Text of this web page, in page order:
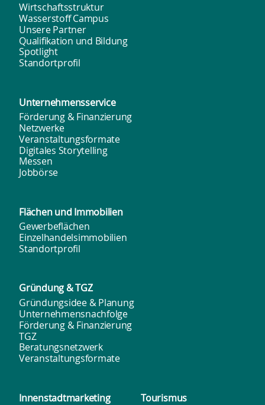
Wirtschaftsstruktur
Wasserstoff Campus
Unsere Partner
Qualifikation und Bildung
Spotlight
Standortprofil
Unternehmens­service
Förderung & Finanzierung
Netzwerke
Veranstaltungsformate
Digitales Storytelling
Messen
Jobbörse
Flächen undImmobilien
Gewerbeflächen
Einzelhandelsimmobilien
Standortprofil
Gründung & TGZ
Gründungsidee & Planung
Unternehmensnachfolge
Förderung & Finanzierung
TGZ
Beratungsnetzwerk
Veranstaltungsformate
Innenstadt­marketing
Tourismus